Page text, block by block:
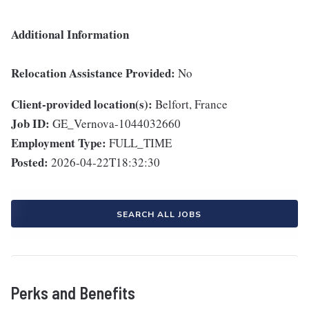
Additional Information
Relocation Assistance Provided: No
Client-provided location(s): Belfort, France
Job ID: GE_Vernova-1044032660
Employment Type: FULL_TIME
Posted: 2026-04-22T18:32:30
SEARCH ALL JOBS
Perks and Benefits